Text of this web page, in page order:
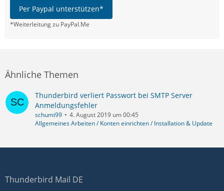
Per Paypal unterstützen*
*Weiterleitung zu PayPal.Me
Ähnliche Themen
Thunderbird verliert Passwort bei SMTP Server
Anmeldungsfehler
schumi99
4. August 2019 um 00:45
Allgemeines Arbeiten / Konten einrichten / Installation & Update
Thunderbird Mail DE